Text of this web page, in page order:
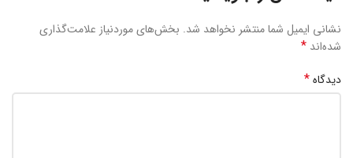
نشانی ایمیل شما منتشر نخواهد شد. بخش‌های موردنیاز علامت‌گذاری
شده‌اند *
دیدگاه*